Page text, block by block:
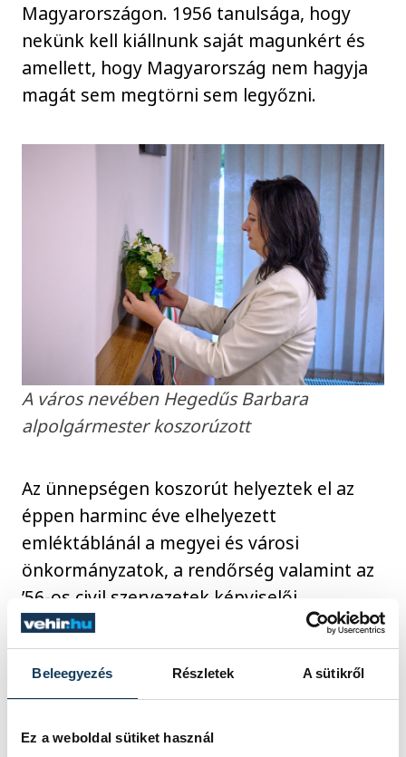
Beleegyezés Részletek A sütikről
Ez a weboldal sütiket használ
Magyarországon. 1956 tanulsága, hogy
nekünk kell kiállnunk saját magunkért és
amellett, hogy Magyarország nem hagyja
magát sem megtörni sem legyőzni.
A város nevében Hegedűs Barbara
alpolgármester koszorúzott
Az ünnepségen koszorút helyeztek el az
éppen harminc éve elhelyezett
emléktáblánál a megyei és városi
önkormányzatok, a rendőrség valamint az
’56-os civil szervezetek képviselői.
nemzeti ünnep
1956